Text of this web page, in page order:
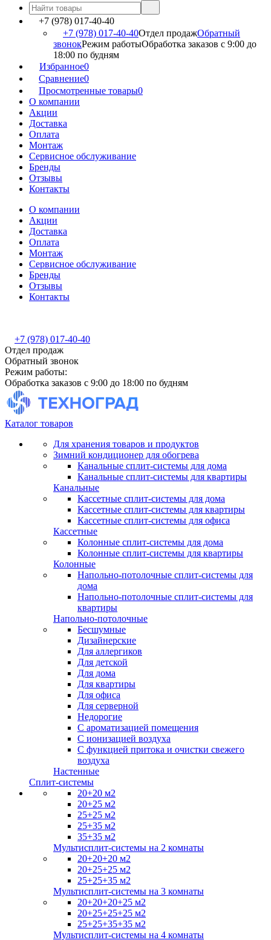
+7 (978) 017-40-40
+7 (978) 017-40-40Отдел продажОбратный
звонокРежим работыОбработка заказов с 9:00 до
18:00 по будням
Избранное0
Сравнение0
Просмотренные товары0
О компании
Акции
Доставка
Оплата
Монтаж
Сервисное обслуживание
Бренды
Отзывы
Контакты
О компании
Акции
Доставка
Оплата
Монтаж
Сервисное обслуживание
Бренды
Отзывы
Контакты
+7 (978) 017-40-40
Отдел продаж
Обратный звонок
Режим работы:
Обработка заказов с 9:00 до 18:00 по будням
Каталог товаров
Для хранения товаров и продуктов
Зимний кондиционер для обогрева
Канальные сплит-системы для дома
Канальные сплит-системы для квартиры
Канальные
Кассетные сплит-системы для дома
Кассетные сплит-системы для квартиры
Кассетные сплит-системы для офиса
Кассетные
Колонные сплит-системы для дома
Колонные сплит-системы для квартиры
Колонные
Напольно-потолочные сплит-системы для
дома
Напольно-потолочные сплит-системы для
квартиры
Напольно-потолочные
Бесшумные
Дизайнерские
Для аллергиков
Для детской
Для дома
Для квартиры
Для офиса
Для серверной
Недорогие
С ароматизацией помещения
С ионизацией воздуха
С функцией притока и очистки свежего
воздуха
Настенные
Сплит-системы
20+20 м2
20+25 м2
25+25 м2
25+35 м2
35+35 м2
Мультисплит-системы на 2 комнаты
20+20+20 м2
20+25+25 м2
25+25+35 м2
Мультисплит-системы на 3 комнаты
20+20+20+25 м2
20+25+25+25 м2
25+25+35+35 м2
Мультисплит-системы на 4 комнаты